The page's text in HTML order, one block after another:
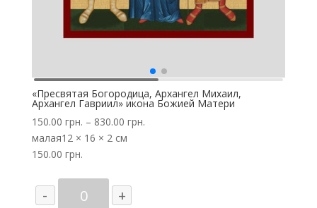
«Пресвятая Богородица, Архангел Михаил,
Архангел Гавриил» икона Божией Матери
150.00 грн. – 830.00 грн.
малая12 × 16 × 2 см
150.00 грн.
-
Количество
товара
+